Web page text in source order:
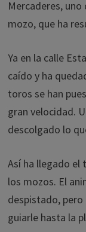
Mercaderes, uno
mozo, que ha
Ya en la calle
caído y ha
toros se han
gran velocidad.
descolgado lo
Así ha llegado
los mozos. El
despistado, pero
guiarle hasta la